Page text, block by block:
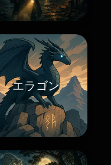
エラゴン